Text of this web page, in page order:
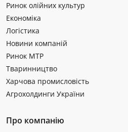
Ринок олійних культур
Економіка
Логістика
Новини компаній
Ринок МТР
Тваринництво
Харчова промисловість
Агрохолдинги України
Про компанію